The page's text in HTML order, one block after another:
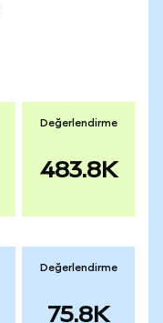
Değerlendirme
483.8K
Değerlendirme
75.8K